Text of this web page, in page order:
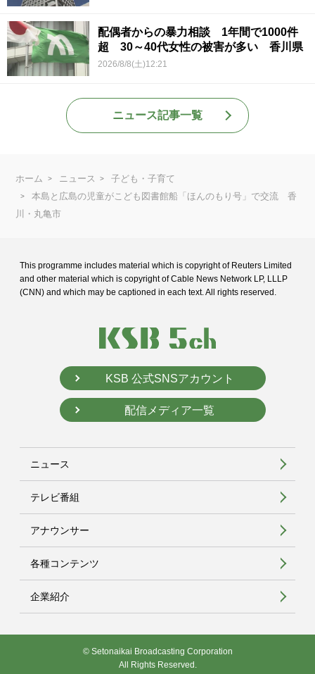
配偶者からの暴力相談 1年間で1000件
超 30～40代女性の被害が多い 香川県
2026/8/8(土)12:21
ニュース記事一覧
ホーム ニュース
子ども・子育て
本島と広島の児童がこども図書館船「ほんのもり号」で交流 香
川・丸亀市
This programme includes material which is copyright of Reuters Limited
and other material which is copyright of Cable News Network LP, LLLP
(CNN) and which may be captioned in each text. All rights reserved.
KSB 公式SNSアカウント
配信メディア一覧
ニュース
テレビ番組
アナウンサー
各種コンテンツ
企業紹介
© Setonaikai Broadcasting Corporation
All Rights Reserved.